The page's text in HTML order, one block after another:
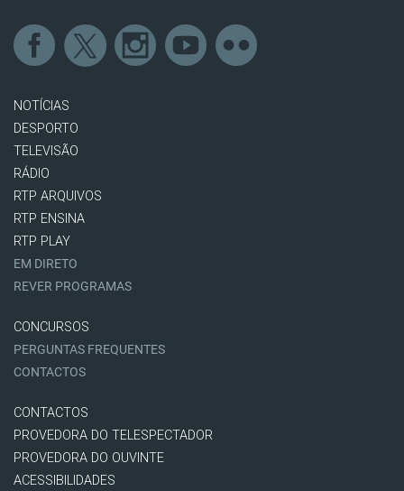
NOTÍCIAS
DESPORTO
TELEVISÃO
RÁDIO
RTP ARQUIVOS
RTP ENSINA
RTP PLAY
EM DIRETO
REVER PROGRAMAS
CONCURSOS
PERGUNTAS FREQUENTES
CONTACTOS
CONTACTOS
PROVEDORA DO TELESPECTADOR
PROVEDORA DO OUVINTE
ACESSIBILIDADES